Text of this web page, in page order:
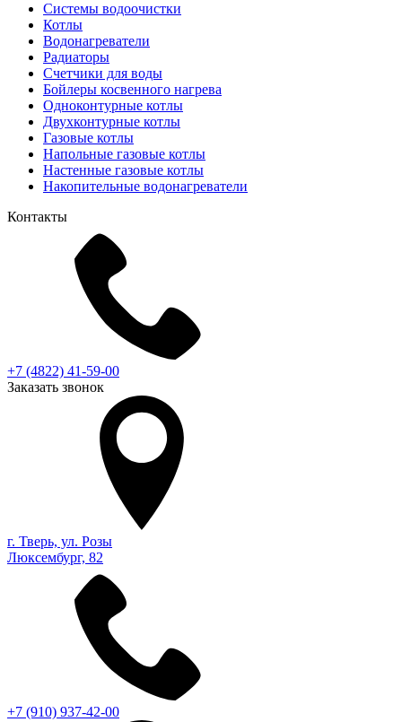
Системы водоочистки
Котлы
Водонагреватели
Радиаторы
Cчетчики для воды
Бойлеры косвенного нагрева
Одноконтурные котлы
Двухконтурные котлы
Газовые котлы
Напольные газовые котлы
Настенные газовые котлы
Накопительные водонагреватели
Контакты
+7 (4822) 41-59-00
Заказать звонок
г. Тверь, ул. Розы
Люксембург, 82
+7 (910) 937-42-00